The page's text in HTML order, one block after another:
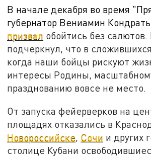
В начале декабря во время
губернатор Вениамин
призвал обойтись без салютов.
подчеркнул, что в
когда наши бойцы рискуют
интересы Родины,
празднованию вовсе не место.
От запуска фейерверков на
площадях отказались в
Новороссийске, Сочи и других
столице Кубани